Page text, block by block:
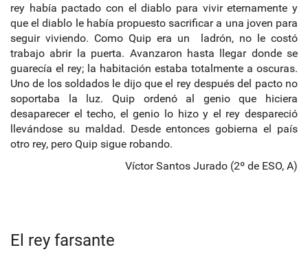
rey había pactado con el diablo para vivir eternamente y
que el diablo le había propuesto sacrificar a una joven para
seguir viviendo. Como Quip era un ladrón, no le costó
trabajo abrir la puerta. Avanzaron hasta llegar donde se
guarecía el rey; la habitación estaba totalmente a oscuras.
Uno de los soldados le dijo que el rey después del pacto no
soportaba la luz. Quip ordenó al genio que hiciera
desaparecer el techo, el genio lo hizo y el rey despareció
llevándose su maldad. Desde entonces gobierna el país
otro rey, pero Quip sigue robando.
Víctor Santos Jurado (2º de ESO, A)
El rey farsante